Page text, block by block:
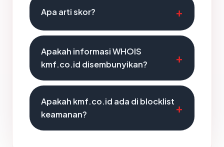
Apa arti skor?
Apakah informasi WHOIS
kmf.co.id disembunyikan?
Apakah kmf.co.id ada di blocklist
keamanan?